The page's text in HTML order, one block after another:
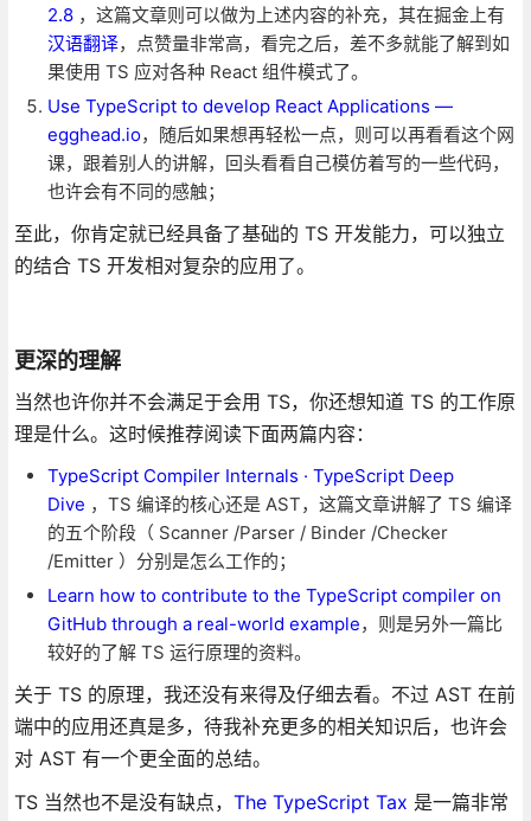
2.8，这篇文章则可以做为上述内容的补充，其在掘金上有
汉语翻译，点赞量非常高，看完之后，差不多就能了解到如
果使用 TS 应对各种 React 组件模式了。
Use TypeScript to develop React Applications —
egghead.io，随后如果想再轻松一点，则可以再看看这个网
课，跟着别人的讲解，回头看看自己模仿着写的一些代码，
也许会有不同的感触；
至此，你肯定就已经具备了基础的 TS 开发能力，可以独立
的结合 TS 开发相对复杂的应用了。
更深的理解
当然也许你并不会满足于会用 TS，你还想知道 TS 的工作原
理是什么。这时候推荐阅读下面两篇内容：
TypeScript Compiler Internals · TypeScript Deep
Dive ，TS 编译的核心还是 AST，这篇文章讲解了 TS 编译
的五个阶段（ Scanner /Parser / Binder /Checker
/Emitter ）分别是怎么工作的；
Learn how to contribute to the TypeScript compiler on
GitHub through a real-world example，则是另外一篇比
较好的了解 TS 运行原理的资料。
关于 TS 的原理，我还没有来得及仔细去看。不过 AST 在前
端中的应用还真是多，待我补充更多的相关知识后，也许会
对 AST 有一个更全面的总结。
TS 当然也不是没有缺点， The TypeScript Tax 是一篇非常